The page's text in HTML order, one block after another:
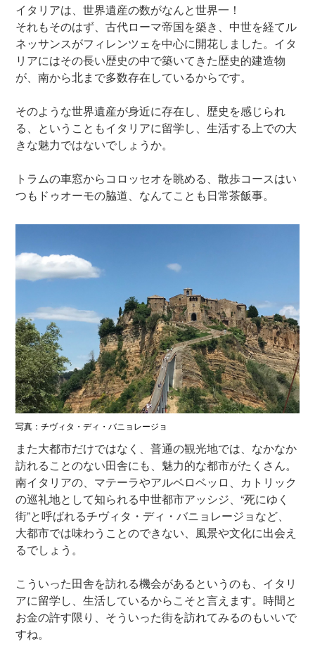
イタリアは、世界遺産の数がなんと世界一！
それもそのはず、古代ローマ帝国を築き、中世を経てル
ネッサンスがフィレンツェを中心に開花しました。イタ
リアにはその長い歴史の中で築いてきた歴史的建造物
が、南から北まで多数存在しているからです。
そのような世界遺産が身近に存在し、歴史を感じられ
る、ということもイタリアに留学し、生活する上での大
きな魅力ではないでしょうか。
トラムの車窓からコロッセオを眺める、散歩コースはい
つもドゥオーモの脇道、なんてことも日常茶飯事。
写真：チヴィタ・ディ・バニョレージョ
また大都市だけではなく、普通の観光地では、なかなか
訪れることのない田舎にも、魅力的な都市がたくさん。
南イタリアの、マテーラやアルベロベッロ、カトリック
の巡礼地として知られる中世都市アッシジ、“死にゆく
街”と呼ばれるチヴィタ・ディ・バニョレージョなど、
大都市では味わうことのできない、風景や文化に出会え
るでしょう。
こういった田舎を訪れる機会があるというのも、イタリ
アに留学し、生活しているからこそと言えます。時間と
お金の許す限り、そういった街を訪れてみるのもいいで
すね。